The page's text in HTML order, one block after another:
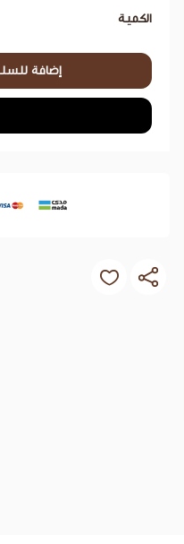
الكمية
إضافة